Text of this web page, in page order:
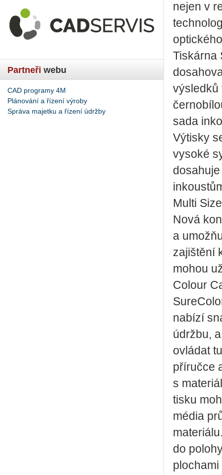
Partneři webu
CAD programy 4M
Plánování a řízení výroby
Správa majetku a řízení údržby
nejen v
Tiskárna
výsledků
sada
Výtisky
vysoké
Multi
Nová
a
zajištění
mohou
Colour
nabízí
údržbu,
ovládat
příručce
s
tisku
média
do